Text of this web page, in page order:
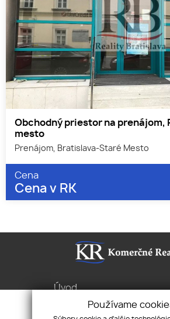
Obchodný priestor na prenájom,
mesto
Prenájom, Bratislava-Staré Mesto
Cena
Cena v RK
Úvod
Byty Domy Pozemky
Používame